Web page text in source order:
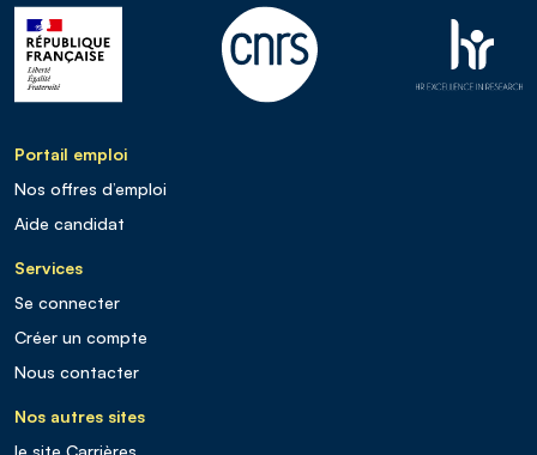
Portail emploi
Nos offres d’emploi
Aide candidat
Services
Se connecter
Créer un compte
Nous contacter
Nos autres sites
le site Carrières